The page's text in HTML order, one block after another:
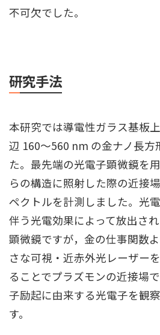
不可欠でした。
研究手法
本研究では導電性ガラス基板
辺 160～560 nm の金ナノ長方
た。最先端の光電子顕微鏡を
らの構造に照射した際の近接
ペクトルを計測しました。光
伴う光電効果によって放出さ
顕微鏡ですが，金の仕事関数
さな可視・近赤外光レーザー
ることでプラズモンの近接場
子励起に由来する光電子を観
す。